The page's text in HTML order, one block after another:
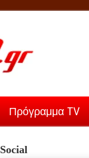
Πρόγραμμα TV
Social